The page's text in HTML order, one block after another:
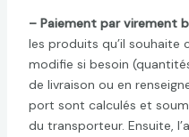
– Paiement par virement
les produits qu’il souhaite
modifie si besoin
de livraison ou en
port sont calculés et
du transporteur. Ensuite,